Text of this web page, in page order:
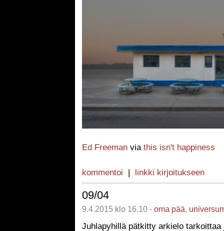
Ed Freeman via this isn't happiness
kommentoi | linkki kirjoitukseen
09/04
9.4.2015 klo 16.10 - oma pää,
Juhlapyhillä pätkitty arkielo